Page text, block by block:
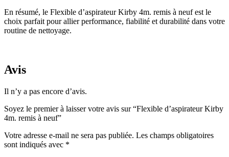
En résumé, le Flexible d’aspirateur Kirby 4m. remis à neuf est le
choix parfait pour allier performance, fiabilité et durabilité dans votre
routine de nettoyage.
Avis
Il n’y a pas encore d’avis.
Soyez le premier à laisser votre avis sur “Flexible d’aspirateur Kirby
4m. remis à neuf”
Votre adresse e-mail ne sera pas publiée. Les champs obligatoires
sont indiqués avec *